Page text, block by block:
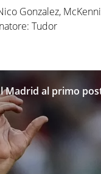
Gonzalez,
Tudor
Madrid al primo